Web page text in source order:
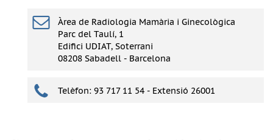
Àrea de Radiologia Mamària i Ginecològica
Parc del Taulí, 1
Edifici UDIAT, Soterrani
08208 Sabadell - Barcelona
Telèfon: 93 717 11 54 - Extensió 26001